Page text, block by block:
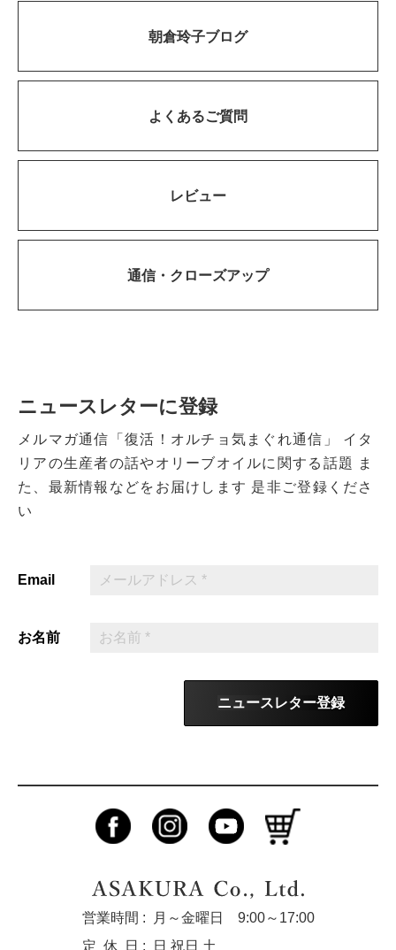
朝倉玲子ブログ
よくあるご質問
レビュー
通信・ クローズアップ
ニュースレターに登録
メルマガ通信「復活！オルチョ気まぐれ通信」
イタ
リアの生産者の話やオリーブオイルに関する話題
ま
た、最新情報などをお届けします 是非ご登録くださ
い
Email
お名前
ニュースレター登録
営業時間 :
月～金曜日 9:00～17:00
定休
日 : 日 祝日 土